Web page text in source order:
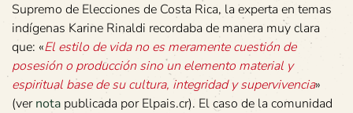
Supremo de Elecciones de Costa Rica, la experta en temas
indígenas Karine Rinaldi recordaba de manera muy clara
que: «El estilo de vida no es meramente cuestión de
posesión o producción sino un elemento material y
espiritual base de su cultura, integridad y supervivencia»
(vernota publicada por Elpais.cr). El caso de la comunidad